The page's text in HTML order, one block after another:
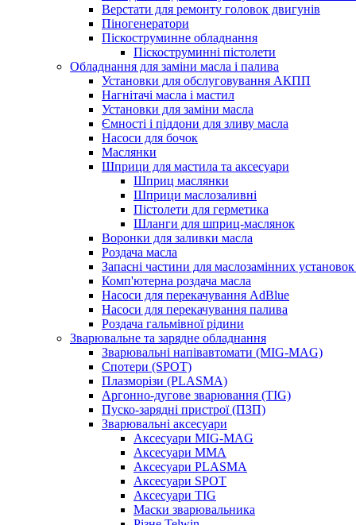
Верстати для ремонту головок двигунів
Піногенератори
Піскоструминне обладнання
Піскоструминні пістолети
Обладнання для заміни масла і палива
Установки для обслуговування АКПП
Нагнітачі масла і мастил
Установки для заміни масла
Ємності і піддони для зливу масла
Насоси для бочок
Маслянки
Шприци для мастила та аксесуари
Шприц маслянки
Шприци маслозаливні
Пістолети для герметика
Шланги для шприц-маслянок
Воронки для заливки масла
Роздача масла
Запасні частини для маслозамінних установок
Комп'ютерна роздача масла
Насоси для перекачування AdBlue
Насоси для перекачування палива
Роздача гальмівної рідини
Зварювальне та зарядне обладнання
Зварювальні напівавтомати (MIG-MAG)
Спотери (SPOT)
Плазморізи (PLASMA)
Аргонно-дугове зварювання (TIG)
Пуско-зарядні пристрої (ПЗП)
Зварювальні аксесуари
Аксесуари MIG-MAG
Аксесуари MMA
Аксесуари PLASMA
Аксесуари SPOT
Аксесуари TIG
Маски зварювальника